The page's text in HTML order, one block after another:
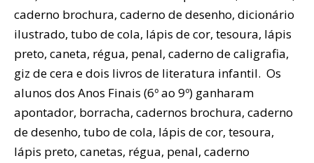
caderno brochura, caderno de desenho, dicionário
ilustrado, tubo de cola, lápis de cor, tesoura, lápis
preto, caneta, régua, penal, caderno de caligrafia,
giz de cera e dois livros de literatura infantil. Os
alunos dos Anos Finais (6º ao 9º) ganharam
apontador, borracha, cadernos brochura, caderno
de desenho, tubo de cola, lápis de cor, tesoura,
lápis preto, canetas, régua, penal, caderno